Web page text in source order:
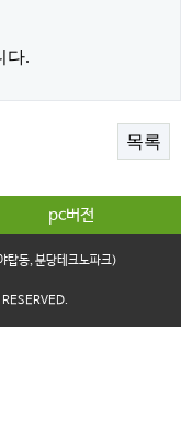
다.
목록
pc버전
탑동, 분당테크노파크)